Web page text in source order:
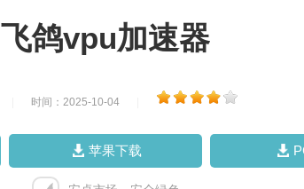
飞鸽vpu加速器
时间：2025-10-04
苹果下载